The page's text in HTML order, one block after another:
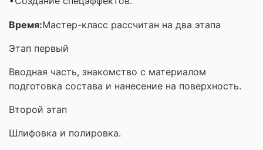
Время:Мастер-класс рассчитан на два этапа
Этап первый
Вводная часть, знакомство с материалом
подготовка состава и нанесение на поверхность.
Второй этап
Шлифовка и полировка.